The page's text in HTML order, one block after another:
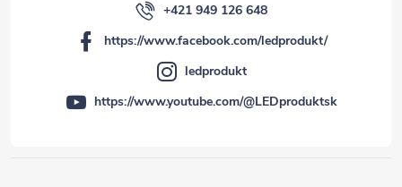
+421 949 126 648
https://www.facebook.com/ledprodukt/
ledprodukt
https://www.youtube.com/@LEDproduktsk